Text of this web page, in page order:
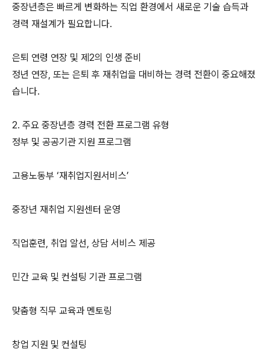
중장년층은 빠르게 변화하는 직업 환경에서 새로운 기술 습득과
경력 재설계가 필요합니다.
은퇴 연령 연장 및 제2의 인생 준비
정년 연장, 또는 은퇴 후 재취업을 대비하는 경력 전환이 중요해졌
습니다.
2. 주요 중장년층 경력 전환 프로그램 유형
정부 및 공공기관 지원 프로그램
고용노동부 ‘재취업지원서비스’
중장년 재취업 지원센터 운영
직업훈련, 취업 알선, 상담 서비스 제공
민간 교육 및 컨설팅 기관 프로그램
맞춤형 직무 교육과 멘토링
창업 지원 및 컨설팅